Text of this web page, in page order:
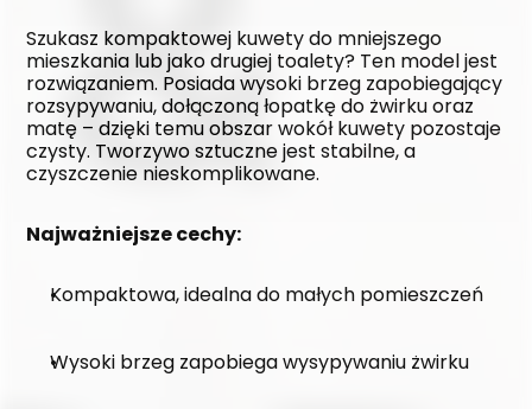
Szukasz kompaktowej kuwety do mniejszego
mieszkania lub jako drugiej toalety? Ten model jest
rozwiązaniem. Posiada wysoki brzeg zapobiegający
rozsypywaniu, dołączoną łopatkę do żwirku oraz
matę – dzięki temu obszar wokół kuwety pozostaje
czysty. Tworzywo sztuczne jest stabilne, a
czyszczenie nieskomplikowane.
Najważniejsze cechy:
Kompaktowa, idealna do małych pomieszczeń
Wysoki brzeg zapobiega wysypywaniu żwirku